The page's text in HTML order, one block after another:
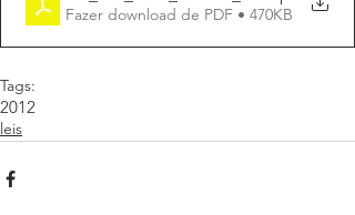
Fazer download de PDF • 470KB
Tags:
2012
leis